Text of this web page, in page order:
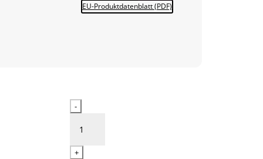
EU-Produktdatenblatt (PDF)
Siemens
Menge
-
+